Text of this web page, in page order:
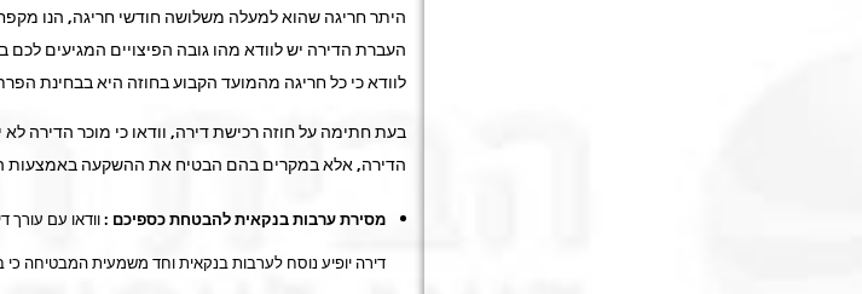
היתר חריגה שהוא למעלה משלושה חודשי חריגה, הנו
העברת הדירה יש לוודא מהו גובה הפיצויים המגיעים לכם
לוודא כי כל חריגה מהמועד הקבוע בחוזה היא בבחינת
בעת חתימה על חוזה רכישת דירה, וודאו כי מוכר הדירה
הדירה, אלא במקרים בהם הבטיח את ההשקעה באמצעות
מסירת ערבות בנקאית להבטחת כספיכם :וודאו עם
דירה יופיע נוסח לערבות בנקאית וחד משמעית המבטיחה כי